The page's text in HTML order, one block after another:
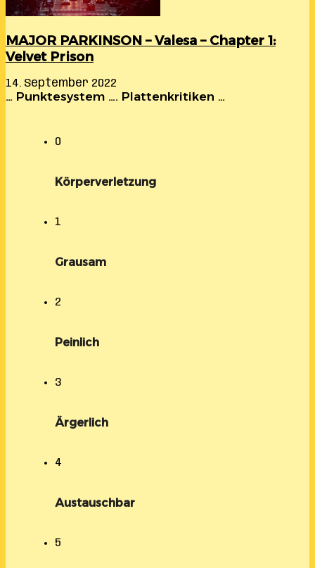
MAJOR PARKINSON – Valesa – Chapter 1:
Velvet Prison
14. September 2022
… Punktesystem …. Plattenkritiken …
0
Körperverletzung
1
Grausam
2
Peinlich
3
Ärgerlich
4
Austauschbar
5